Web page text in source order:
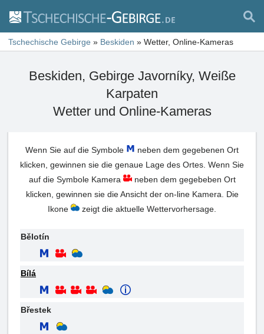
Tschechische Gebirge » Beskiden » Wetter, Online-Kameras
Beskiden, Gebirge Javorníky, Weiße
Karpaten
Wetter und Online-Kameras
Wenn Sie auf die Symbole
neben dem gegebenen Ort
klicken, gewinnen sie die genaue Lage des Ortes. Wenn Sie
auf die Symbole Kamera
neben dem gegebeben Ort
klicken, gewinnen sie die Ansicht der on-line Kamera. Die
Ikone
zeigt die aktuelle Wettervorhersage.
Bělotín
Bílá
Břestek